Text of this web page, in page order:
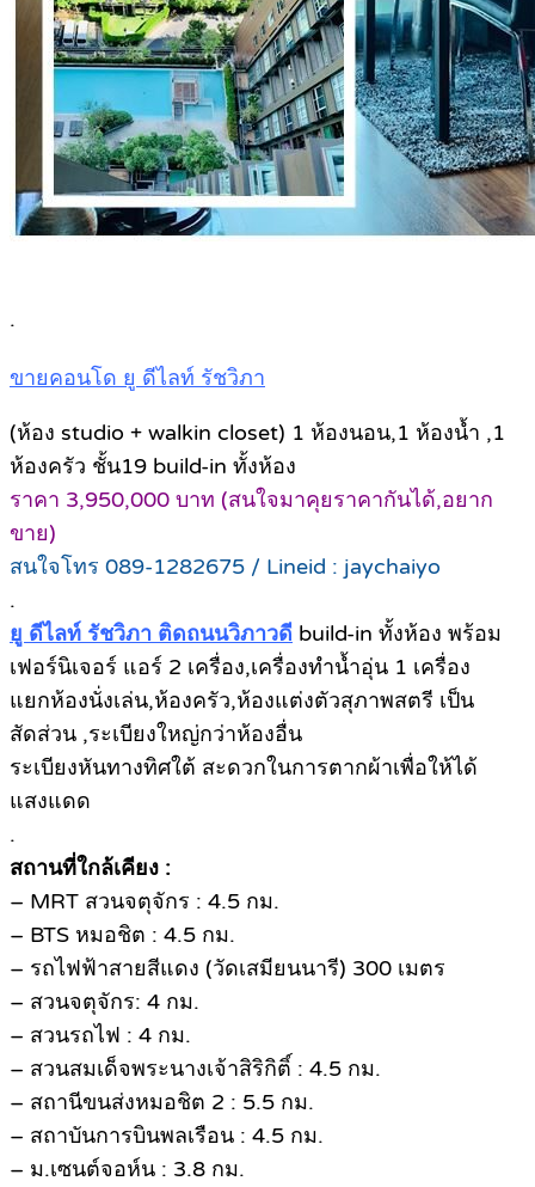
.
ขายคอนโด ยู ดีไลท์ รัชวิภา
(ห้อง studio + walkin closet) 1 ห้องนอน,1 ห้องน้ำ ,1
ห้องครัว ชั้น19 build-in ทั้งห้อง
ราคา 3,950,000 บาท (สนใจมาคุยราคากันได้,อยาก
ขาย)
สนใจโทร 089-1282675 / Lineid : jaychaiyo
.
ยู ดีไลท์ รัชวิภา ติดถนนวิภาวดี build-in ทั้งห้อง พร้อม
เฟอร์นิเจอร์ แอร์ 2 เครื่อง,เครื่องทำน้ำอุ่น 1 เครื่อง
แยกห้องนั่งเล่น,ห้องครัว,ห้องแต่งตัวสุภาพสตรี เป็น
สัดส่วน ,ระเบียงใหญ่กว่าห้องอื่น
ระเบียงหันทางทิศใต้ สะดวกในการตากผ้าเพื่อให้ได้
แสงแดด
.
สถานที่ใกล้เคียง :
– MRT สวนจตุจักร : 4.5 กม.
– BTS หมอชิต : 4.5 กม.
– รถไฟฟ้าสายสีแดง (วัดเสมียนนารี) 300 เมตร
– สวนจตุจักร: 4 กม.
– สวนรถไฟ : 4 กม.
– สวนสมเด็จพระนางเจ้าสิริกิติ์ : 4.5 กม.
– สถานีขนส่งหมอชิต 2 : 5.5 กม.
– สถาบันการบินพลเรือน : 4.5 กม.
– ม.เซนต์จอห์น : 3.8 กม.